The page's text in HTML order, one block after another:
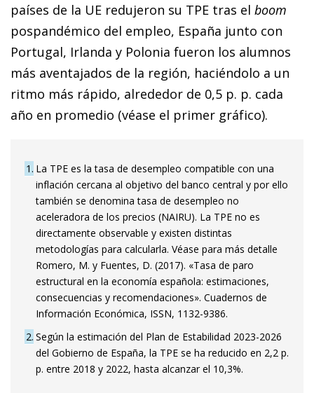
países de la UE redujeron su TPE tras el boom
pospandémico del empleo, España junto con
Portugal, Irlanda y Polonia fueron los alumnos
más aventajados de la región, haciéndolo a un
ritmo más rápido, alrededor de 0,5 p. p. cada
año en promedio (véase el primer gráfico).
1 La TPE es la tasa de desempleo compatible con una
inflación cercana al objetivo del banco central y por ello
también se denomina tasa de desempleo no
aceleradora de los precios (NAIRU). La TPE no es
directamente observable y existen distintas
metodologías para calcularla. Véase para más detalle
Romero, M. y Fuentes, D. (2017). «Tasa de paro
estructural en la economía española: estimaciones,
consecuencias y recomendaciones». Cuadernos de
Información Económica, ISSN, 1132-9386.
2 Según la estimación del Plan de Estabilidad 2023-2026
del Gobierno de España, la TPE se ha reducido en 2,2 p.
p. entre 2018 y 2022, hasta alcanzar el 10,3%.